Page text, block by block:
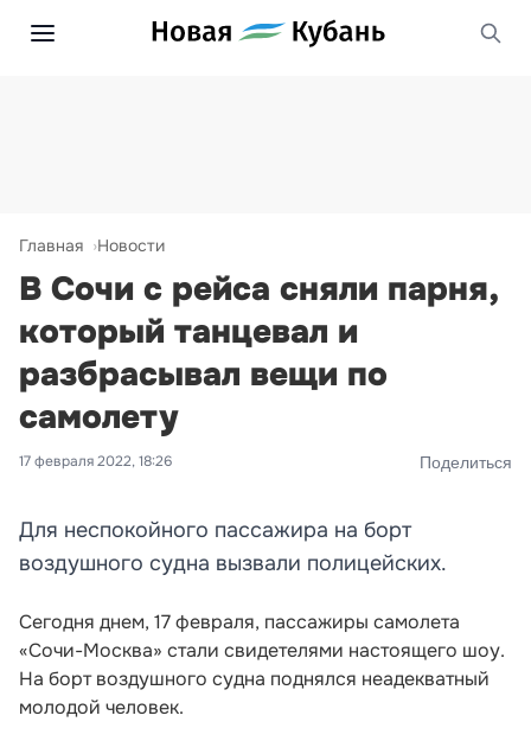
Главная Новости
В Сочи с рейса сняли парня,
который танцевал и
разбрасывал вещи по
самолету
17 февраля 2022, 18:26 Поделиться
Для неспокойного пассажира на борт
воздушного судна вызвали полицейских.
Сегодня днем, 17 февраля, пассажиры самолета
«Сочи-Москва» стали свидетелями настоящего шоу.
На борт воздушного судна поднялся неадекватный
молодой человек.